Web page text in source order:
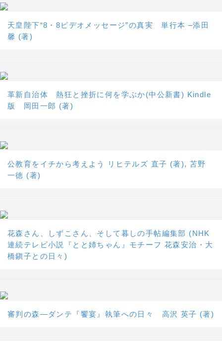
天皇陛下“8・8ビデオメッセージ”の真実 単行本 –添田
馨 (著)
革新自治体 熱狂と挫折に何を学ぶか(中公新書) Kindle
版 岡田一郎 (著)
公教育をイチから考えよう リヒテルズ 直子 (著), 苫野
一徳 (著)
花森さん、しずこさん、そして暮しの手帖編集部 (NHK
連続テレビ小説『とと姉ちゃん』モチーフ 花森安治・大
橋鎭子との日々)
審判の森―ダンテ『饗宴』執筆への日々 高沢 英子 (著)